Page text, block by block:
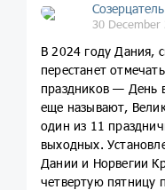
Созерцатель
30 December
В 2024 году Дания,
перестанет
праздников — День
еще называют,
один из 11
выходных.
Дании и Норвегии
четвертую пятницу